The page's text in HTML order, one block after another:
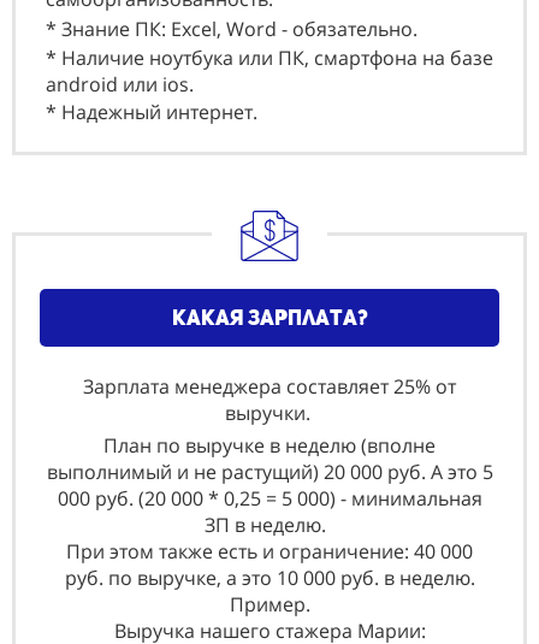
* Знание ПК: Еxcel, Word - обязательно.
* Наличие ноутбука или ПК, смартфона на базе
android или ios.
* Надежный интернет.
какая зарплата?
Зарплата менеджера составляет 25% от
выручки.
План по выручке в неделю (вполне
выполнимый и не растущий) 20 000 руб. А это 5
000 руб. (20 000 * 0,25 = 5 000) - минимальная
ЗП в неделю.
При этом также есть и ограничение: 40 000
руб. по выручке, а это 10 000 руб. в неделю.
Пример.
Выручка нашего стажера Марии: